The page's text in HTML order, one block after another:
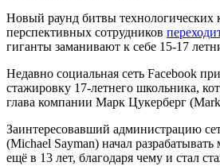
Новый раунд битвы технологических
перспективных сотрудников
гиганты заманивают к себе 15-17
Недавно социальная сеть Facebook
стажировку 17-летнего школьника,
глава компании Марк Цукерберг
Заинтересовавший администрацию
(Michael Sayman) начал
ещё в 13 лет, благодаря чему и стал